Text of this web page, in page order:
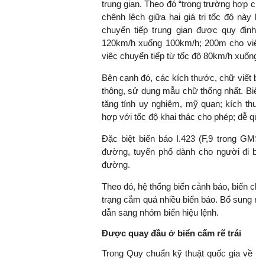
trung gian. Theo đó “trong trường hợp
chênh lệch giữa hai giá trị tốc độ
chuyển tiếp trung gian được quy
120km/h xuống 100km/h; 200m cho
việc chuyển tiếp từ tốc độ 80km/h
Bên cạnh đó, các kích thước, chữ viết
thông, sử dụng mẫu chữ thống nhất.
tăng tính uy nghiêm, mỹ quan; kích
hợp với tốc độ khai thác cho phép; dễ
Đặc biệt biển báo I.423 (F,9 trong
đường, tuyến phố dành cho người đi
đường.
Theo đó, hệ thống biển cảnh báo, biển
trạng cắm quá nhiều biển báo. Bổ
dẫn sang nhóm biển hiệu lệnh.
Được quay đầu ở biển cấm rẽ trái
Trong Quy chuẩn kỹ thuật quốc gia
Viện Kinh tế Tài chính
ngay từ bây
đang được
đầu tư cho
nghệ; ban
khuyến khích
khởi nghiệp..."